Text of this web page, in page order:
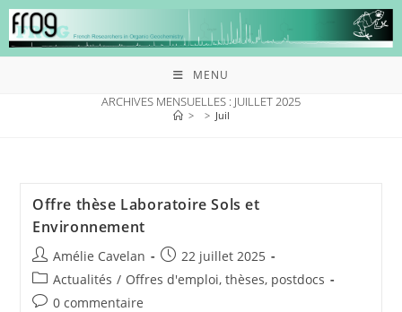
MENU
ARCHIVES MENSUELLES : JUILLET 2025
> > Juil
Offre thèse Laboratoire Sols et
Environnement
Amélie Cavelan
22 juillet 2025
Actualités / Offres d'emploi, thèses, postdocs
0 commentaire